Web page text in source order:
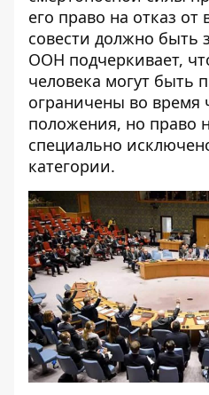
его право на отказ
совести должно
ООН подчеркивает,
человека могут быть
ограничены во время
положения, но право
специально
категории.